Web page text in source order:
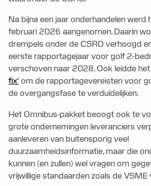
Na bijna een jaar onderhandelen werd
februari 2026 aangenomen. Daarin
drempels onder de CSRD verhoogd
eerste rapportagejaar voor golf 2-
verschoven naar 2028. Ook leidde
fix'om de rapportagevereisten voor
de overgangsfase te verduidelijken.
Het Omnibus-pakket beoogt ook te
grote ondernemingen leveranciers
aanleveren van buitensporig veel
duurzaamheidsinformatie, maar die
kunnen (en zullen) wel vragen om
vrijwillige standaarden zoals de VSME